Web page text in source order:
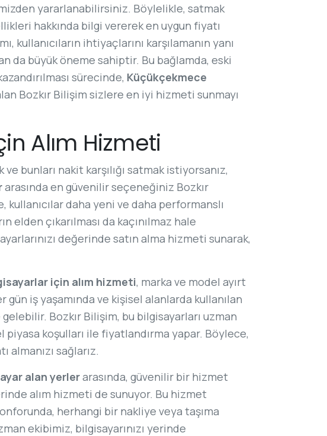
yararlanabilirsiniz. Böylelikle, satmak
hakkında bilgi vererek en uygun fiyatı
kullanıcıların ihtiyaçlarını karşılamanın yanı
da büyük öneme sahiptir. Bu bağlamda, eski
sürecinde, Küçükçekmece
Bozkır Bilişim sizlere en iyi hizmeti sunmayı
Alım Hizmeti
bunları nakit karşılığı satmak istiyorsanız,
arasında en güvenilir seçeneğiniz Bozkır
daha yeni ve daha performanslı
çıkarılması da kaçınılmaz hale
değerinde satın alma hizmeti sunarak,
için alım hizmeti, marka ve model ayırt
iş yaşamında ve kişisel alanlarda kullanılan
Bozkır Bilişim, bu bilgisayarları uzman
koşulları ile fiyatlandırma yapar. Böylece,
almanızı sağlarız.
alan yerlerarasında, güvenilir bir hizmet
alım hizmeti de sunuyor. Bu hizmet
herhangi bir nakliye veya taşıma
ekibimiz, bilgisayarınızı yerinde